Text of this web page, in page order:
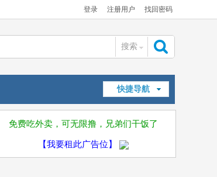
登录 注册用户 找回密码
搜索
索
快捷导航
免费吃外卖，可无限撸，兄弟们干饭了
【我要租此广告位】